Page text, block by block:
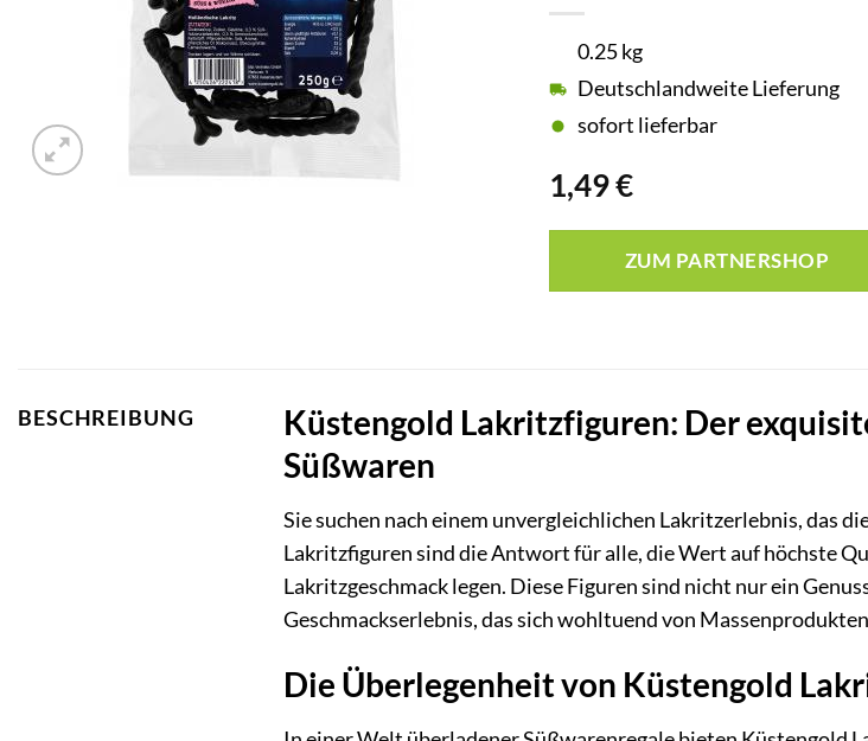
1,49€
0.25 kg
Deutschlandweite Lieferung
sofort lieferbar
ZUM PARTNERSHOP
BESCHREIBUNG
Küstengold Lakritzfiguren: Der
Süßwaren
Sie suchen nach einem unvergleichlichen Lakritzerlebnis, das
Lakritzfiguren sind die Antwort für alle, die Wert auf höchste
Lakritzgeschmack legen. Diese Figuren sind nicht nur ein
Geschmackserlebnis, das sich wohltuend von
Die Überlegenheit von Küstengold